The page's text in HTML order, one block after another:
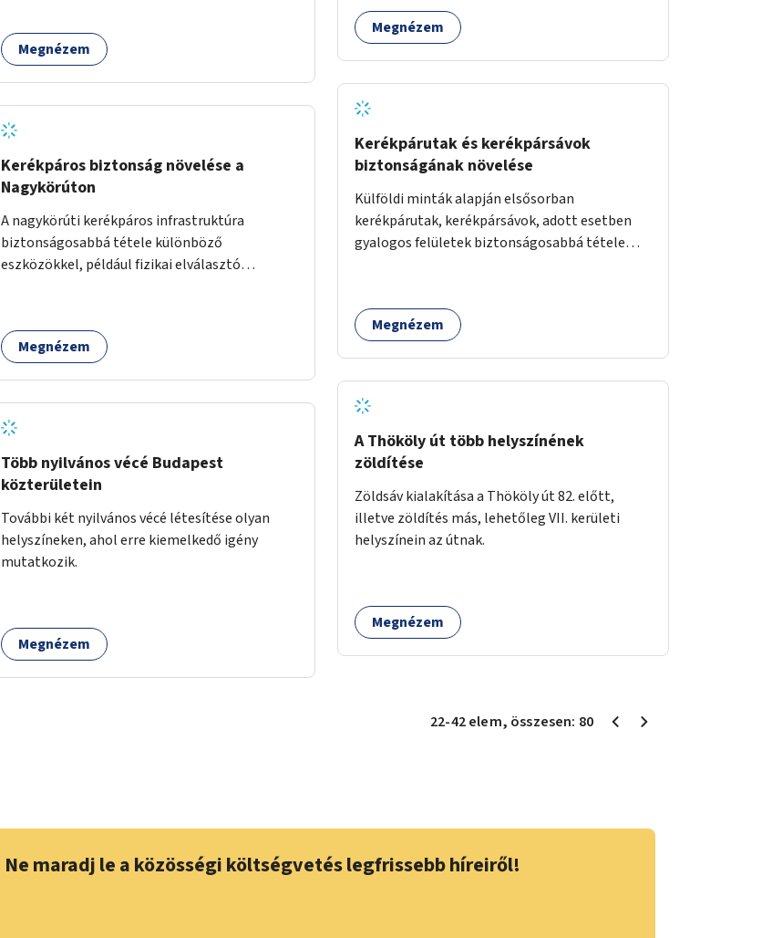
Megnézem
Kerékpáros biztonság növelése a
Nagykörúton
A nagykörúti kerékpáros infrastruktúra
biztonságosabbá tétele különböző
eszközökkel, például fizikai elválasztó
Megnézem
Több nyilvános vécé Budapest
közterületein
További két nyilvános vécé létesítése olyan
helyszíneken, ahol erre kiemelkedő igény
mutatkozik.
Megnézem
Megnézem
Kerékpárutak és kerékpársávok
biztonságának növelése
Külföldi minták alapján elsősorban
kerékpárutak, kerékpársávok, adott esetben
gyalogos felületek biztonságosabbá tétele
látható felfestés stb.)
Megnézem
A Thököly út több helyszínének
zöldítése
Zöldsáv kialakítása a Thököly út 82. előtt,
illetve zöldítés más, lehetőleg VII. kerületi
helyszínein az útnak.
Megnézem
22-42elem, összesen: 80
Ne maradj le a közösségi költségvetés legfrissebb híreiről!